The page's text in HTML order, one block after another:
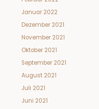
Januar 2022
Dezember 2021
November 2021
Oktober 2021
September 2021
August 2021
Juli 2021
Juni 2021